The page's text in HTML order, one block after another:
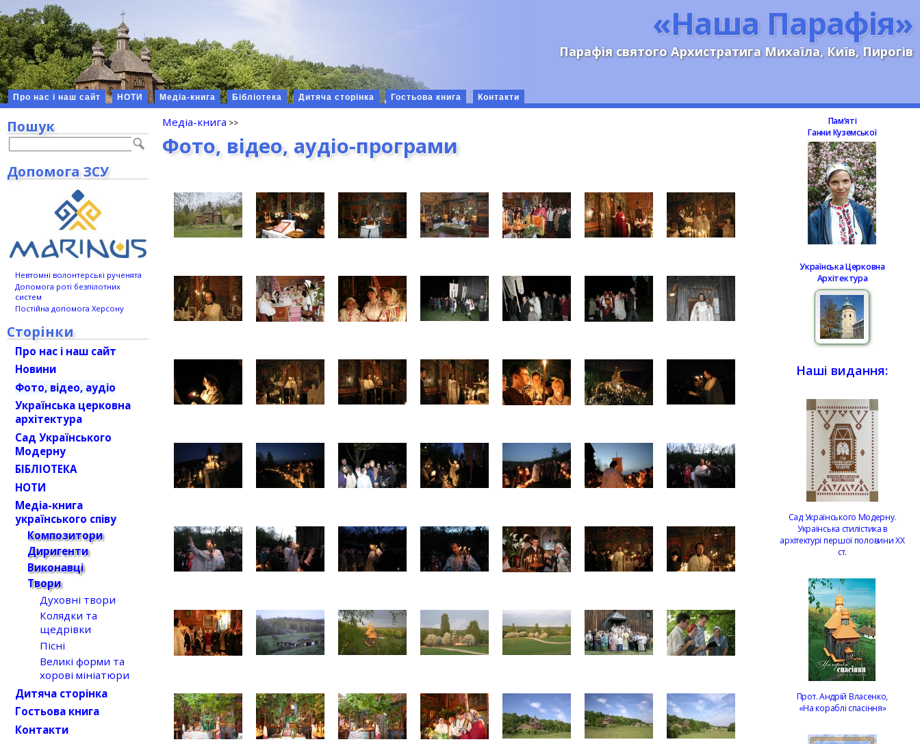
«Наша Парафія»
Парафія святого Архистратига Михаїла, Київ, Пирогів
Про нас і наш сайт НОТИ Медіа-книга Бібліотека Дитяча сторінка Гостьова книга Контакти
Медіа-книга
Фото, відео, аудіо-програми
Пошук
Допомога ЗСУ
Невтомні волонтерські рученята
Допомога роті безпілотних
систем
Постійна допомога Херсону
Сторінки
Про нас і наш сайт
Новини
Фото, відео, аудіо
Українська церковна
архітектура
Сад Українського
Модерну
БІБЛІОТЕКА
НОТИ
Медіа-книга
українського співу
Композитори
Диригенти
Виконавці
Твори
Духовні твори
Колядки та
щедрівки
Пісні
Великі форми та
хорові мініатюри
Дитяча сторінка
Гостьова книга
Контакти
Памʼяті
Ганни Куземської
Українська Церковна
Архітектура
Наші видання:
Сад Українського Модерну.
Українська стилістика в
архітектурі першої половини ХХ
ст.
Прот. Андрій Власенко,
«На кораблі спасіння»